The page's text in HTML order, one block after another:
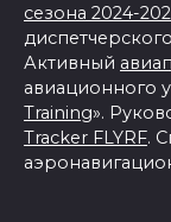
сезона 2024-
Активный
авиационного
Training».
Tracker FLYRF.